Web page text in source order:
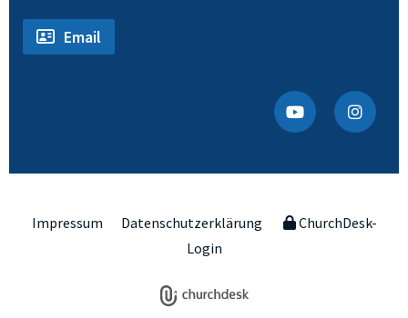
Email
Impressum Datenschutzerklärung
ChurchDesk-
Login